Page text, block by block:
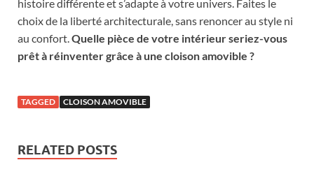
histoire différente et s’adapte à votre univers. Faites le
choix de la liberté architecturale, sans renoncer au style ni
au confort. Quelle pièce de votre intérieur seriez-vous
prêt à réinventer grâce à une cloison amovible ?
TAGGED CLOISON AMOVIBLE
RELATED POSTS